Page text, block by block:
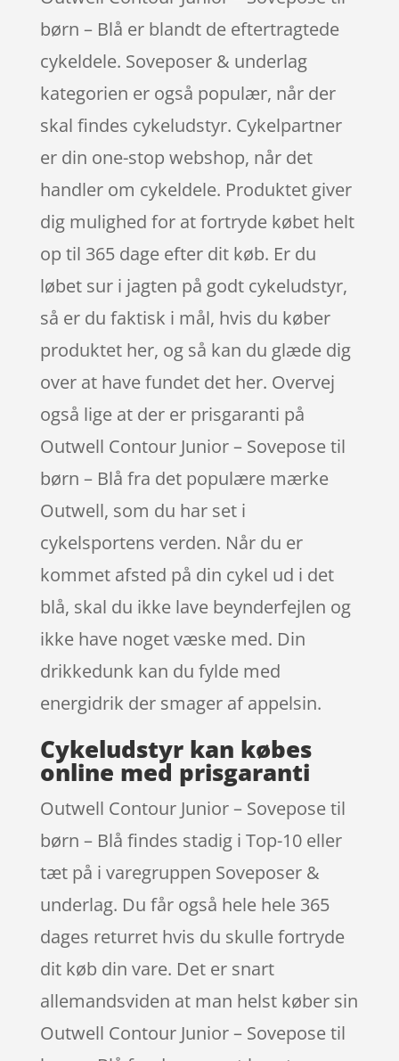
børn – Blå er blandt de eftertragtede
cykeldele. Soveposer & underlag
kategorien er også populær, når der
skal findes cykeludstyr. Cykelpartner
er din one-stop webshop, når det
handler om cykeldele. Produktet giver
dig mulighed for at fortryde købet helt
op til 365 dage efter dit køb. Er du
løbet sur i jagten på godt cykeludstyr,
så er du faktisk i mål, hvis du køber
produktet her, og så kan du glæde dig
over at have fundet det her. Overvej
også lige at der er prisgaranti på
Outwell Contour Junior – Sovepose til
børn – Blå fra det populære mærke
Outwell, som du har set i
cykelsportens verden. Når du er
kommet afsted på din cykel ud i det
blå, skal du ikke lave beynderfejlen og
ikke have noget væske med. Din
drikkedunk kan du fylde med
energidrik der smager af appelsin.
Cykeludstyr kan købes
online med prisgaranti
Outwell Contour Junior – Sovepose til
børn – Blå findes stadig i Top-10 eller
tæt på i varegruppen Soveposer &
underlag. Du får også hele hele 365
dages returret hvis du skulle fortryde
dit køb din vare. Det er snart
allemandsviden at man helst køber sin
Outwell Contour Junior – Sovepose til